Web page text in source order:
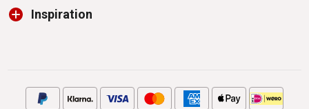
Inspiration